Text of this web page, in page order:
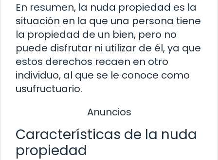
En resumen, la nuda propiedad es la
situación en la que una persona tiene
la propiedad de un bien, pero no
puede disfrutar ni utilizar de él, ya que
estos derechos recaen en otro
individuo, al que se le conoce como
usufructuario.
Anuncios
Características de la nuda
propiedad